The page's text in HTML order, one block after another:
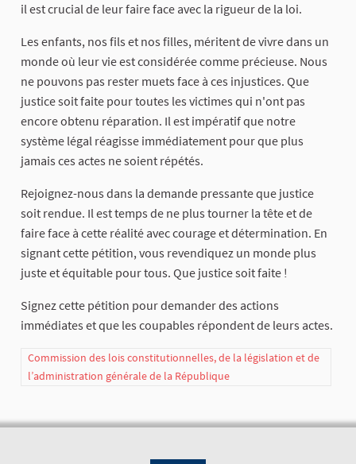
il est crucial de leur faire face avec la rigueur de la loi.
Les enfants, nos fils et nos filles, méritent de vivre dans un
monde où leur vie est considérée comme précieuse. Nous
ne pouvons pas rester muets face à ces injustices. Que
justice soit faite pour toutes les victimes qui n'ont pas
encore obtenu réparation. Il est impératif que notre
système légal réagisse immédiatement pour que plus
jamais ces actes ne soient répétés.
Rejoignez-nous dans la demande pressante que justice
soit rendue. Il est temps de ne plus tourner la tête et de
faire face à cette réalité avec courage et détermination. En
signant cette pétition, vous revendiquez un monde plus
juste et équitable pour tous. Que justice soit faite !
Signez cette pétition pour demander des actions
immédiates et que les coupables répondent de leurs actes.
Commission des lois constitutionnelles, de la législation et de
l’administration générale de la République